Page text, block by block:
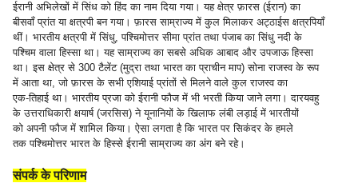
ईरानी अभिलेखों में सिंध को हिंद का नाम दिया गया। यह क्षेत्र फ़ारस (ईरान) का
बीसवाँ प्रांत या क्षत्रपी बन गया। फ़ारस साम्राज्य में कुल मिलाकर अट्ठाईस क्षत्रपियाँ
थीं। भारतीय क्षत्रपी में सिंधु, पश्चिमोत्तर सीमा प्रांत तथा पंजाब का सिंधु नदी के
पश्चिम वाला हिस्सा था। यह साम्राज्य का सबसे अधिक आबाद और उपजाऊ हिस्सा
था। इस क्षेत्र से 300 टैलेंट (मुद्रा तथा भारत का प्राचीन माप) सोना राजस्व के रूप
में आता था, जो फ़ारस के सभी एशियाई प्रांतों से मिलने वाले कुल राजस्व का
एक-तिहाई था। भारतीय प्रजा को ईरानी फौज में भी भरती किया जाने लगा। दारयवहु
के उत्तराधिकारी क्षयार्ष (जरसिस) ने यूनानियों के खिलाफ लंबी लड़ाई में भारतीयों
को अपनी फौज में शामिल किया। ऐसा लगता है कि भारत पर सिकंदर के हमले
तक पश्चिमोत्तर भारत के हिस्से ईरानी साम्राज्य का अंग बने रहे।
संपर्क के परिणाम